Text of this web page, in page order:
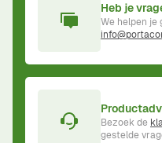
Heb je
We helpen je
Bezoek de
gestelde